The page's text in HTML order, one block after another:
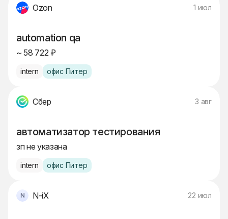
Ozon 1 июл
automation qa
~ 58 722 ₽
intern офис Питер
Сбер 3 авг
автоматизатор тестирования
зп не указана
intern офис Питер
N-iX 22 июл